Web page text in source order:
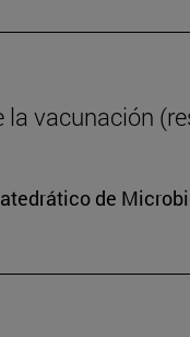
la vacunación
de